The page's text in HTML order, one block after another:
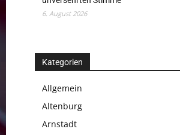
6. August 2026
Kategorien
Allgemein
Altenburg
Arnstadt